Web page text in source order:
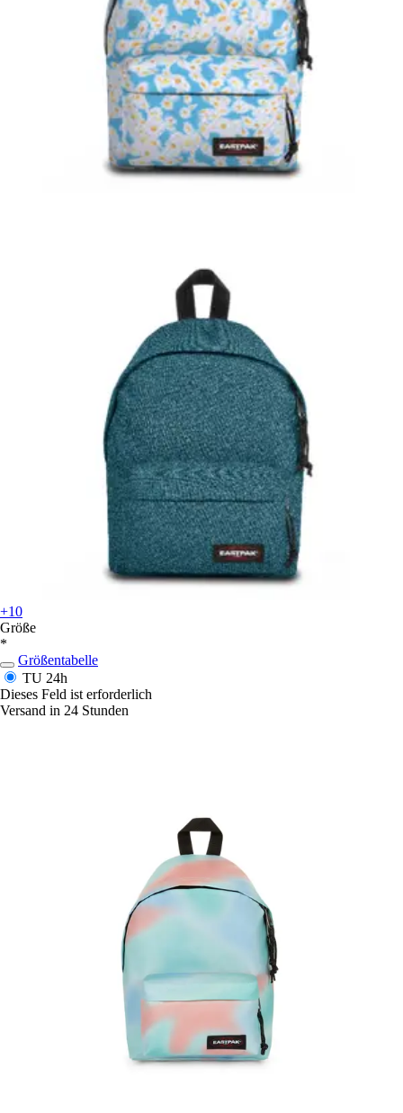
+10
Größe
*
Größentabelle
TU 24h
Dieses Feld ist erforderlich
Versand in 24 Stunden